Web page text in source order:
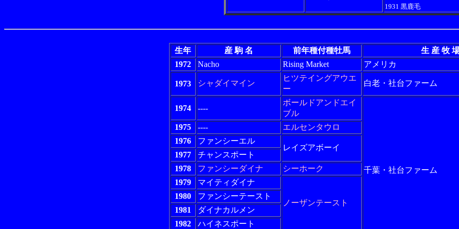
1931 黒鹿毛
生年 産 駒 名 前年種付種牡馬
生 産 牧
1972
Nacho Rising Market アメリカ
1973 シャダイマイン
ヒツテイングアウエ
ー
白老・社台ファーム
1974 ----
ボールドアンドエイ
ブル
千葉・社台ファーム
1975 ----
エルセンタウロ
1976
ファンシーエル
レイズアボーイ
1977
チャンスポート
1978
ファンシーダイナ
シーホーク
1979
マイティダイナ
ノーザンテースト
1980
ファンシーテースト
1981
ダイナカルメン
1982
ハイネスポート